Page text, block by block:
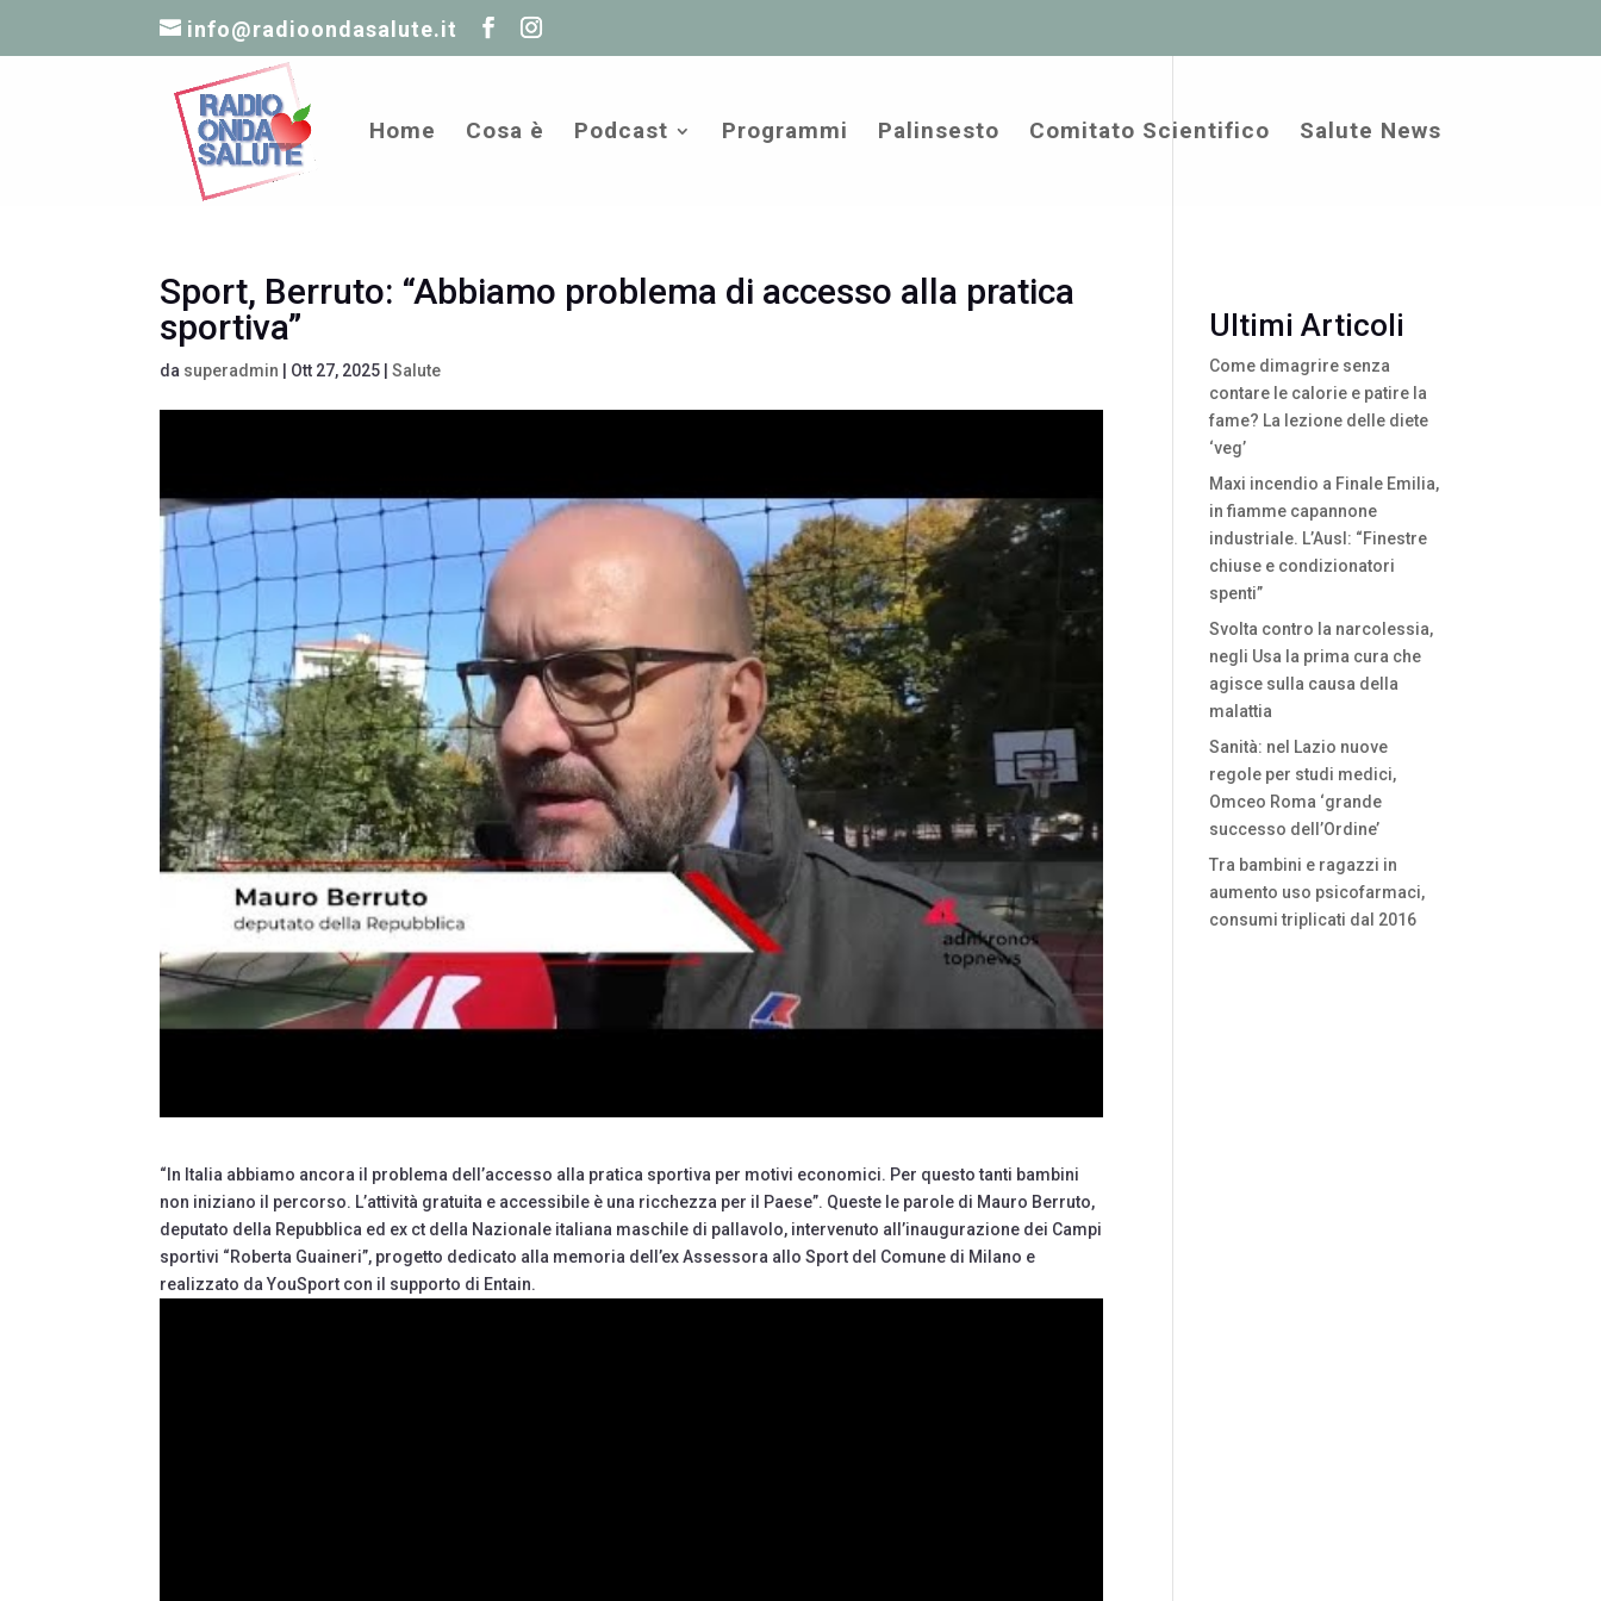
info@radioondasalute.it
Home Cosa è Podcast Programmi Palinsesto Comitato Scientifico Salute News
Sport, Berruto: “Abbiamo problema di accesso alla pratica
sportiva”
da superadmin Ott 27, 2025 |Salute
“In Italia abbiamo ancora il problema dell’accesso alla pratica sportiva per motivi economici. Per questo tanti bambini
non iniziano il percorso. L’attività gratuita e accessibile è una ricchezza per il Paese”. Queste le parole di Mauro Berruto,
deputato della Repubblica ed ex ct della Nazionale italiana maschile di pallavolo, intervenuto all’inaugurazione dei Campi
sportivi “Roberta Guaineri”, progetto dedicato alla memoria dell’ex Assessora allo Sport del Comune di Milano e
realizzato da YouSport con il supporto di Entain.
Ultimi Articoli
Come dimagrire senza
contare le calorie e patire la
fame? La lezione delle diete
‘veg’
Maxi incendio a Finale Emilia,
in fiamme capannone
industriale. L’Ausl: “Finestre
chiuse e condizionatori
spenti”
Svolta contro la narcolessia,
negli Usa la prima cura che
agisce sulla causa della
malattia
Sanità: nel Lazio nuove
regole per studi medici,
Omceo Roma ‘grande
successo dell’Ordine’
Tra bambini e ragazzi in
aumento uso psicofarmaci,
consumi triplicati dal 2016